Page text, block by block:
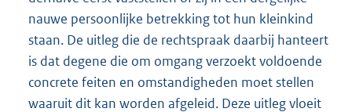
nauwe persoonlijke betrekking tot hun kleinkind
staan. De uitleg die de rechtspraak daarbij hanteert
is dat degene die om omgang verzoekt voldoende
concrete feiten en omstandigheden moet stellen
waaruit dit kan worden afgeleid. Deze uitleg vloeit